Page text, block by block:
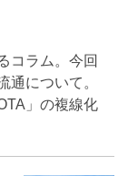
コラム。今回
通について。
」の複線化